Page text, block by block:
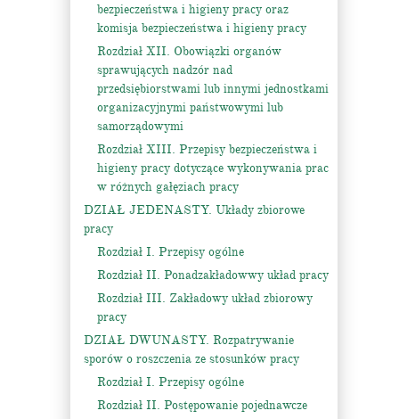
bezpieczeństwa i higieny pracy oraz
komisja bezpieczeństwa i higieny pracy
Rozdział XII. Obowiązki organów
sprawujących nadzór nad
przedsiębiorstwami lub innymi jednostkami
organizacyjnymi państwowymi lub
samorządowymi
Rozdział XIII. Przepisy bezpieczeństwa i
higieny pracy dotyczące wykonywania prac
w różnych gałęziach pracy
DZIAŁ JEDENASTY. Układy zbiorowe
pracy
Rozdział I. Przepisy ogólne
Rozdział II. Ponadzakładowwy układ pracy
Rozdział III. Zakładowy układ zbiorowy
pracy
DZIAŁ DWUNASTY. Rozpatrywanie
sporów o roszczenia ze stosunków pracy
Rozdział I. Przepisy ogólne
Rozdział II. Postępowanie pojednawcze